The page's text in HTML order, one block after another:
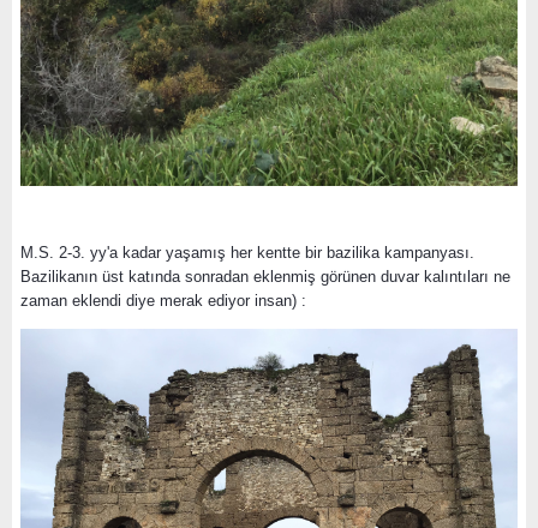
M.S. 2-3. yy'a kadar yaşamış her kentte bir bazilika kampanyası.
Bazilikanın üst katında sonradan eklenmiş görünen duvar kalıntıları ne
zaman eklendi diye merak ediyor insan) :